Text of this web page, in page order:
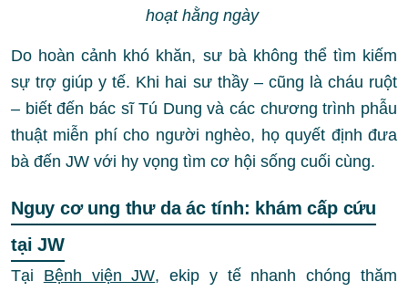
hoạt hằng ngày
Do hoàn cảnh khó khăn, sư bà không thể tìm kiếm
sự trợ giúp y tế. Khi hai sư thầy – cũng là cháu ruột
– biết đến bác sĩ Tú Dung và các chương trình phẫu
thuật miễn phí cho người nghèo, họ quyết định đưa
bà đến JW với hy vọng tìm cơ hội sống cuối cùng.
Nguy cơ ung thư da ác tính: khám cấp cứu
tại JW
Tại Bệnh viện JW, ekip y tế nhanh chóng thăm